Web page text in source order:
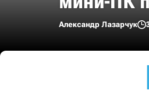
Александр Лазарчук